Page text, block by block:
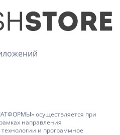
осуществляется при
направления
и программное